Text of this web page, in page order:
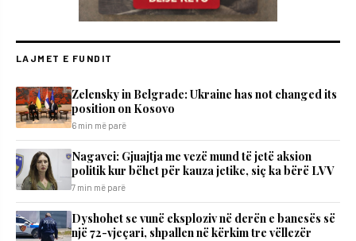
LAJMET E FUNDIT
Zelensky in Belgrade: Ukraine has not changed its
position on Kosovo
6 min më parë
Nagavci: Gjuajtja me vezë mund të jetë aksion
politik kur bëhet për kauza jetike, siç ka bërë LVV
7 min më parë
Dyshohet se vunë eksploziv në derën e banesës së
një 72-vjeçari, shpallen në kërkim tre vëllezër